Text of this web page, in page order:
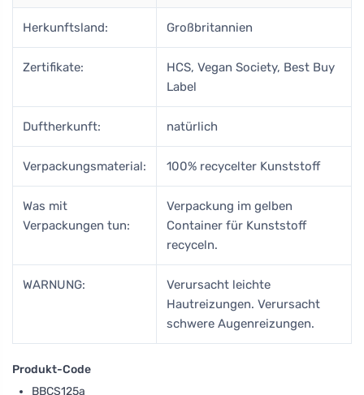
Herkunftsland: Großbritannien
Zertifikate:
HCS, Vegan Society, Best Buy
Label
Duftherkunft: natürlich
Verpackungsmaterial: 100% recycelter Kunststoff
Was mit
Verpackungen tun:
Verpackung im gelben
Container für Kunststoff
recyceln.
WARNUNG:
Verursacht leichte
Hautreizungen. Verursacht
schwere Augenreizungen.
Produkt-Code
BBCS125a